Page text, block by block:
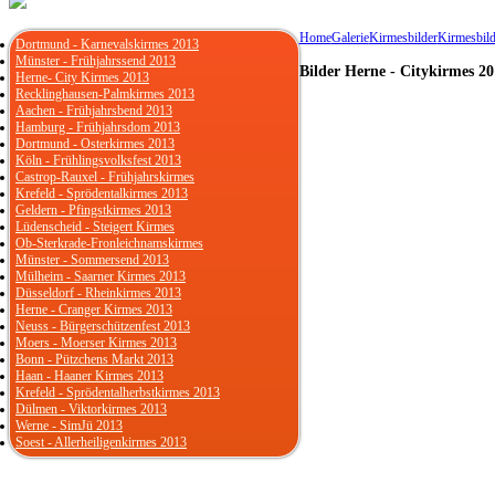
HomeGalerieKirmesbilder
Bilder Herne - Citykirmes
Dortmund - Karnevalskirmes 2013
Münster - Frühjahrssend 2013
Herne- City Kirmes 2013
Recklinghausen-Palmkirmes 2013
Aachen - Frühjahrsbend 2013
Hamburg - Frühjahrsdom 2013
Dortmund - Osterkirmes 2013
Köln - Frühlingsvolksfest 2013
Castrop-Rauxel - Frühjahrskirmes
Krefeld - Sprödentalkirmes 2013
Geldern - Pfingstkirmes 2013
Lüdenscheid - Steigert Kirmes
Ob-Sterkrade-Fronleichnamskirmes
Münster - Sommersend 2013
Mülheim - Saarner Kirmes 2013
Düsseldorf - Rheinkirmes 2013
Herne - Cranger Kirmes 2013
Neuss - Bürgerschützenfest 2013
Moers - Moerser Kirmes 2013
Bonn - Pützchens Markt 2013
Haan - Haaner Kirmes 2013
Krefeld - Sprödentalherbstkirmes 2013
Dülmen - Viktorkirmes 2013
Werne - SimJü 2013
Soest - Allerheiligenkirmes 2013